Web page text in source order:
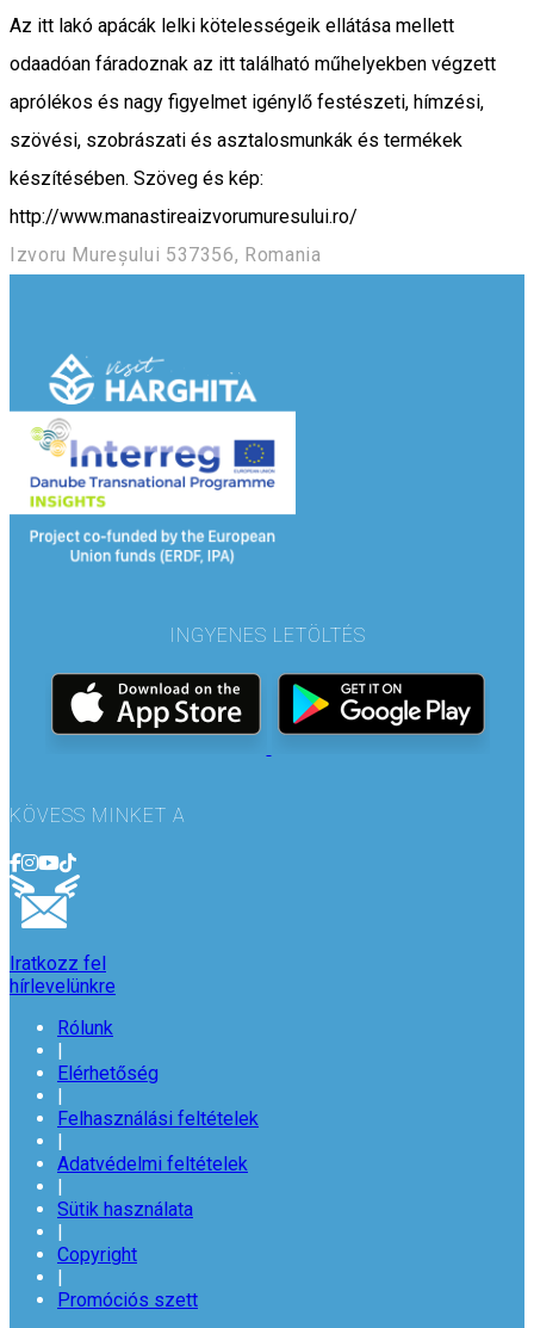
Az itt lakó apácák lelki kötelességeik ellátása mellett
odaadóan fáradoznak az itt található műhelyekben végzett
aprólékos és nagy figyelmet igénylő festészeti, hímzési,
szövési, szobrászati és asztalosmunkák és termékek
készítésében. Szöveg és kép:
http://www.manastireaizvorumuresului.ro/
Izvoru Mureșului 537356, Romania
INGYENES LETÖLTÉS
KÖVESS MINKET A
Iratkozz fel
hírlevelünkre
Rólunk
|
Elérhetőség
|
Felhasználási feltételek
|
Adatvédelmi feltételek
|
Sütik használata
|
Copyright
|
Promóciós szett